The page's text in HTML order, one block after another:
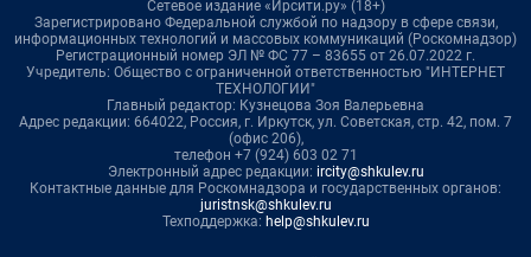
Сетевое издание «Ирсити.ру» (18+)
Зарегистрировано Федеральной службой по надзору в сфере связи,
информационных технологий и массовых коммуникаций (Роскомнадзор)
Регистрационный номер ЭЛ № ФС 77 – 83655 от 26.07.2022 г.
Учредитель: Общество с ограниченной ответственностью "ИНТЕРНЕТ
ТЕХНОЛОГИИ"
Главный редактор: Кузнецова Зоя Валерьевна
Адрес редакции: 664022, Россия, г. Иркутск, ул. Советская, стр. 42, пом. 7
(офис 206),
телефон +7 (924) 603 02 71
Электронный адрес редакции: ircity@shkulev.ru
Контактные данные для Роскомнадзора и государственных органов:
juristnsk@shkulev.ru
Техподдержка: help@shkulev.ru